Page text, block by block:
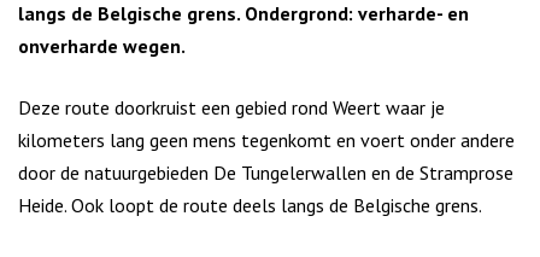
langs de Belgische grens. Ondergrond: verharde- en
onverharde wegen.
Deze route doorkruist een gebied rond Weert waar je
kilometers lang geen mens tegenkomt en voert onder andere
door de natuurgebieden De Tungelerwallen en de Stramprose
Heide. Ook loopt de route deels langs de Belgische grens.